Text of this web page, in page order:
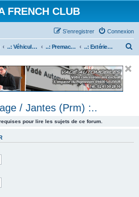
FRENCH CLUB
Connexion
S’enregistrer
..: Véhicules Mazda ancien (<2003) :.. ..: Premacy :.. ..: Extérieur / Eclairage / Jantes (Prm) :..
e
/ Jantes (Prm) :..
pour lire les sujets de ce forum.